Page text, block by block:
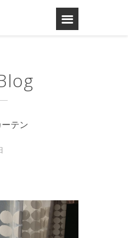
テン